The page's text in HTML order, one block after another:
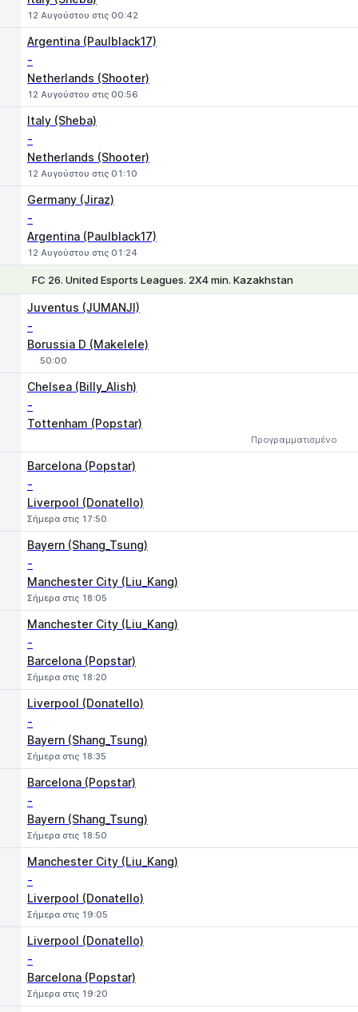
12 Αυγούστου στις 00:42
Argentina (Paulblack17)
-
Netherlands (Shooter)
12 Αυγούστου στις 00:56
Italy (Sheba)
-
Netherlands (Shooter)
12 Αυγούστου στις 01:10
Germany (Jiraz)
-
Argentina (Paulblack17)
12 Αυγούστου στις 01:24
FC 26. United Esports Leagues. 2X4 min. Kazakhstan
Juventus (JUMANJI)
-
Borussia D (Makelele)
50:00
Chelsea (Billy_Alish)
-
Tottenham (Popstar)
Προγραμματισμένο
Barcelona (Popstar)
-
Liverpool (Donatello)
Σήμερα στις 17:50
Bayern (Shang_Tsung)
-
Manchester City (Liu_Kang)
Σήμερα στις 18:05
Manchester City (Liu_Kang)
-
Barcelona (Popstar)
Σήμερα στις 18:20
Liverpool (Donatello)
-
Bayern (Shang_Tsung)
Σήμερα στις 18:35
Barcelona (Popstar)
-
Bayern (Shang_Tsung)
Σήμερα στις 18:50
Manchester City (Liu_Kang)
-
Liverpool (Donatello)
Σήμερα στις 19:05
Liverpool (Donatello)
-
Barcelona (Popstar)
Σήμερα στις 19:20